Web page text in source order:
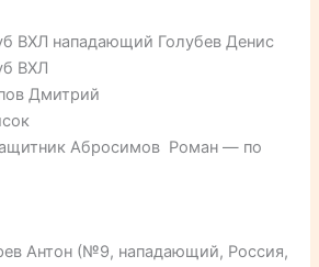
ВХЛ нападающий Голубев Денис
ВХЛ
Дмитрий
Абросимов Роман — по
Антон (№9, нападающий, Россия,